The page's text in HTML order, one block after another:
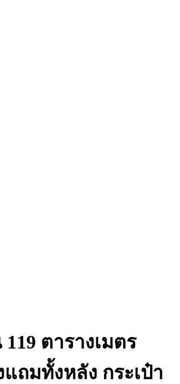
ตารางเมตร
ถมทั้งหลัง กระเป๋า